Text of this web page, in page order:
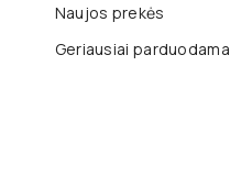
Naujos prekės
Geriausiai parduodama